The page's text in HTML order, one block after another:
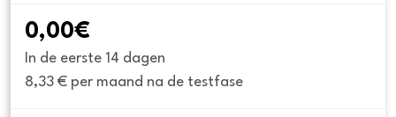
0,00€
In de eerste 14 dagen
8,33 € per maand na de testfase